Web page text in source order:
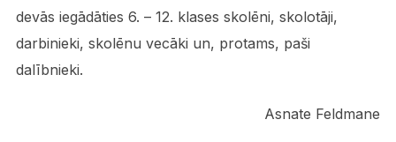
devās iegādāties 6. – 12. klases skolēni, skolotāji,
darbinieki, skolēnu vecāki un, protams, paši
dalībnieki.
Asnate Feldmane